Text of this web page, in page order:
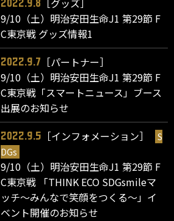
2022.9.8
［グッズ］
9/10（土）明治安田生命J1 第29節 F
C東京戦 グッズ情報1
2022.9.7
［パートナー］
9/10（土）明治安田生命J1 第29節 F
C東京戦「スマートニュース」ブース
出展のお知らせ
2022.9.5 ［インフォメーション］
S
DGs
9/10（土）明治安田生命J1 第29節 F
C東京戦 「THINK ECO SDGsmileマ
ッチ～みんなで笑顔をつくる～」イ
ベント開催のお知らせ